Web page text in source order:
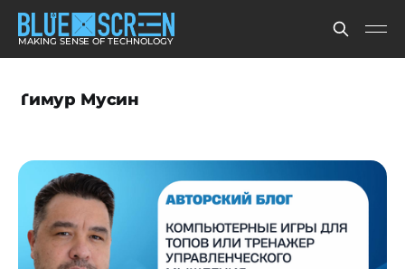
MAKING SENSE OF TECHNOLOGY
Тимур Мусин